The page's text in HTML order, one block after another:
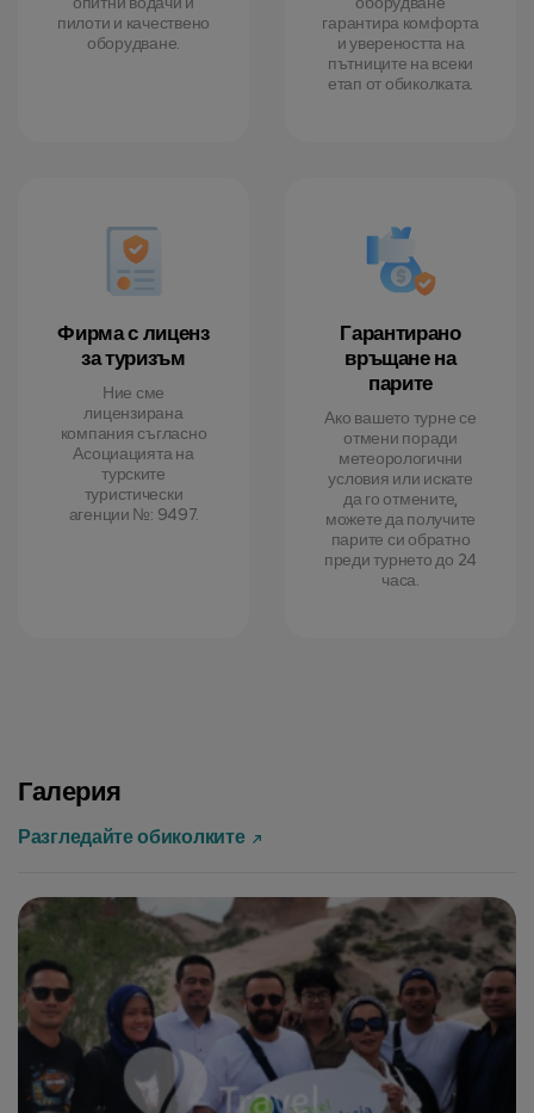
пилоти и качествено
оборудване.
гарантира комфорта
и увереността на
пътниците на всеки
етап от обиколката.
Фирма с лиценз
за туризъм
Ние сме
лицензирана
компания съгласно
Асоциацията на
турските
туристически
агенции №: 9497.
Гарантирано
връщане на
парите
Ако вашето турне се
отмени поради
метеорологични
условия или искате
да го отмените,
можете да получите
парите си обратно
преди турнето до 24
часа.
Галерия
Разгледайте обиколките